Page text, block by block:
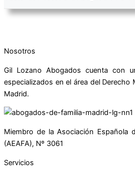
Nosotros
Gil Lozano Abogados cuenta con
especializados en el área del Derecho
Madrid.
Miembro de la Asociación Española
(AEAFA), Nº 3061
Servicios